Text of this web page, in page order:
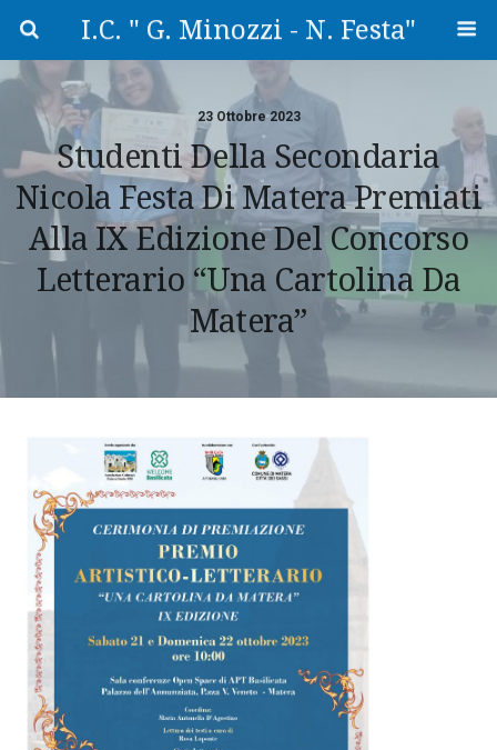
I.C. " G. Minozzi - N. Festa"
23 Ottobre 2023
Studenti Della Secondaria
Nicola Festa Di Matera Premiati
Alla IX Edizione Del Concorso
Letterario “Una Cartolina Da
Matera”